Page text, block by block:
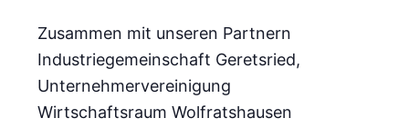
Zusammen mit unseren Partnern
Industriegemeinschaft Geretsried,
Unternehmervereinigung
Wirtschaftsraum Wolfratshausen